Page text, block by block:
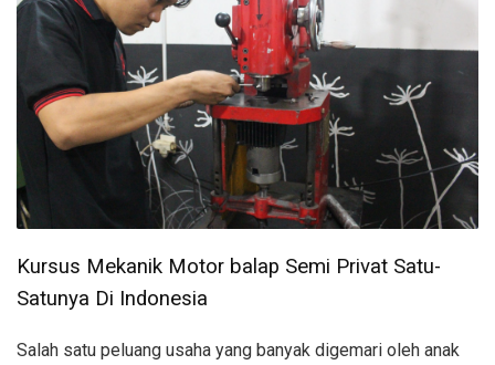
Kursus Mekanik Motor balap Semi Privat Satu-
Satunya Di Indonesia
Salah satu peluang usaha yang banyak digemari oleh anak